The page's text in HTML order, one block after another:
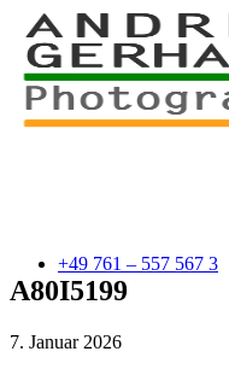
+49 761 – 557 567 3
A80I5199
7. Januar 2026